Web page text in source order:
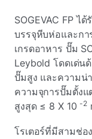
SOGEVAC FP ไ
บรรจุหีบห่อและก
เกรดอาหาร ปั๊ม
Leybold โดดเด่น
ปั๊มสูง และความน่
ความจุการปั๊มตั้งแ
สูงสุด ≤ 8 X 10 -2
โรเตอร์ที่มีสามช่อ